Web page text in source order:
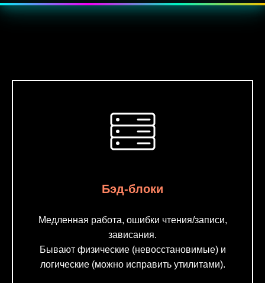
???? Эффект — мягкое пульсирующее свечение, как неоновая
Бэд-блоки
Медленная работа, ошибки чтения/записи,
зависания.
Бывают физические (невосстановимые) и
логические (можно исправить утилитами).